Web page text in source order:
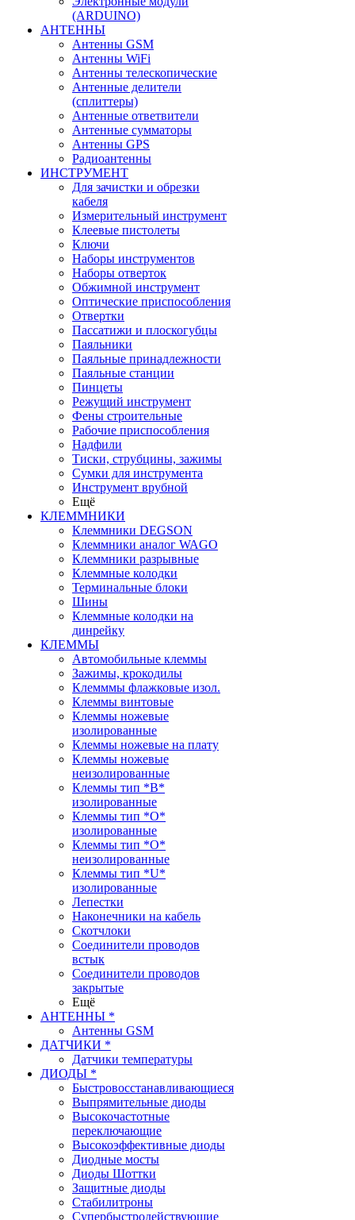
(ARDUINO)
АНТЕННЫ
Антенны GSM
Антенны WiFi
Антенны телескопические
Антенные делители
(сплиттеры)
Антенные ответвители
Антенные сумматоры
Антенны GPS
Радиоантенны
ИНСТРУМЕНТ
Для зачистки и обрезки
кабеля
Измерительный инструмент
Клеевые пистолеты
Ключи
Наборы инструментов
Наборы отверток
Обжимной инструмент
Оптические приспособления
Отвертки
Пассатижи и плоскогубцы
Паяльники
Паяльные принадлежности
Паяльные станции
Пинцеты
Режущий инструмент
Фены строительные
Рабочие приспособления
Надфили
Тиски, струбцины, зажимы
Сумки для инструмента
Инструмент врубной
Ещё
КЛЕММНИКИ
Клеммники DEGSON
Клеммники аналог WAGO
Клеммники разрывные
Клеммные колодки
Терминальные блоки
Шины
Клеммные колодки на
динрейку
КЛЕММЫ
Автомобильные клеммы
Зажимы, крокодилы
Клемммы флажковые изол.
Клеммы винтовые
Клеммы ножевые
изолированные
Клеммы ножевые на плату
Клеммы ножевые
неизолированные
Клеммы тип *B*
изолированные
Клеммы тип *O*
изолированные
Клеммы тип *O*
неизолированные
Клеммы тип *U*
изолированные
Лепестки
Наконечники на кабель
Скотчлоки
Соединители проводов
встык
Соединители проводов
закрытые
Ещё
АНТЕННЫ *
Антенны GSM
ДАТЧИКИ *
Датчики температуры
ДИОДЫ *
Быстровосстанавливающиеся
Выпрямительные диоды
Высокочастотные
переключающие
Высокоэффективные диоды
Диодные мосты
Диоды Шоттки
Защитные диоды
Стабилитроны
Супербыстродействующие